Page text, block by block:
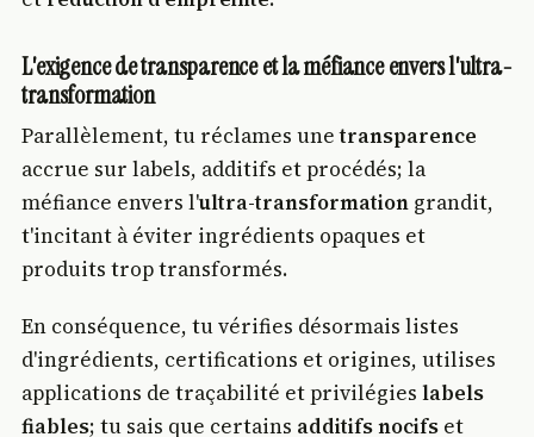
L'exigence de transparence et la méfiance envers l'ultra-
transformation
Parallèlement, tu réclames unetransparence
accrue sur labels, additifs et procédés; la
méfiance envers l'ultra-transformation grandit,
t'incitant à éviter ingrédients opaques et
produits trop transformés.
En conséquence, tu vérifies désormais listes
d'ingrédients, certifications et origines, utilises
applications de traçabilité et privilégieslabels
fiables; tu sais que certains additifs nocifs et